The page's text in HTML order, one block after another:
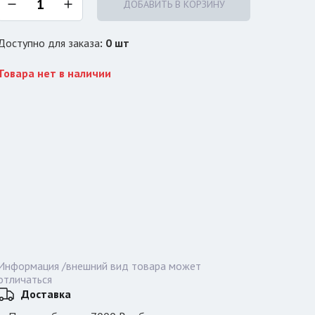
ДОБАВИТЬ В КОРЗИНУ
для заказа: 0 шт
нет в наличии
/внешний вид товара может
Доставка